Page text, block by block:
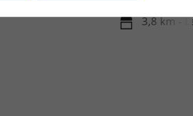
3,8 km -